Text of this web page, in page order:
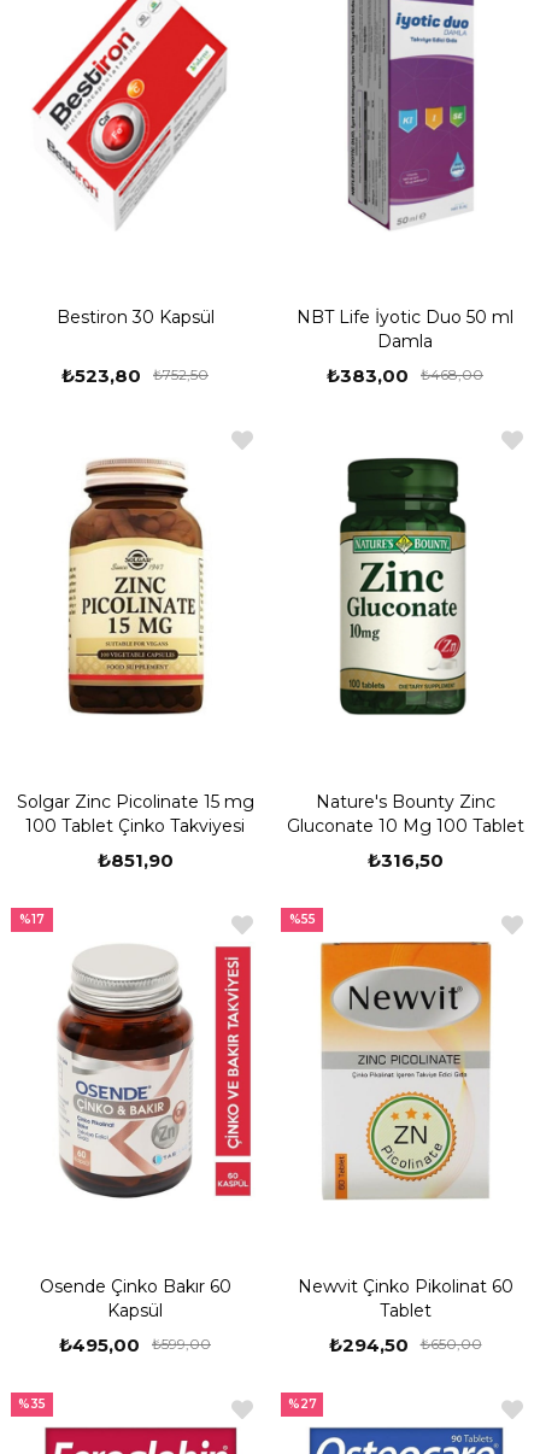
Bestiron 30 Kapsül
₺523,80 ₺752,50
NBT Life İyotic Duo 50 ml
Damla
₺383,00 ₺468,00
Solgar Zinc Picolinate 15 mg
100 Tablet Çinko Takviyesi
₺851,90
Nature's Bounty Zinc
Gluconate 10 Mg 100 Tablet
₺316,50
Osende Çinko Bakır 60
Kapsül
₺495,00 ₺599,00
%17
Newvit Çinko Pikolinat 60
Tablet
₺294,50 ₺650,00
%55
%35 %27